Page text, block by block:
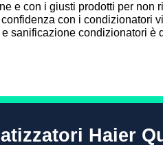
e con i giusti prodotti per non
con i condizionatori
sanificazione condizionatori è
Haier